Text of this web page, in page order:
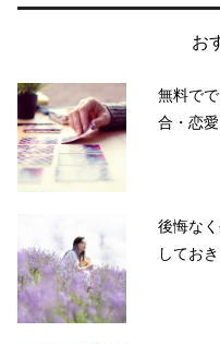
お
無料で
合・恋
後悔な
してお